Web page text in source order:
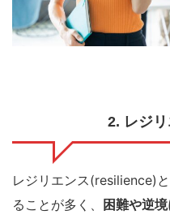
2. レジ
レジリエンス(resilience)
ることが多く、 困難や逆